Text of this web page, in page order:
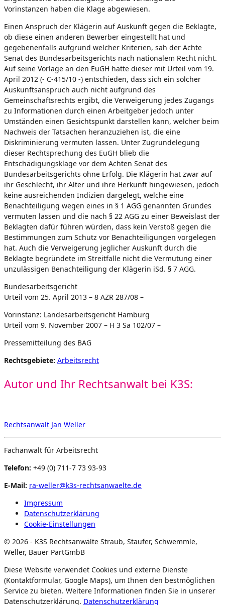
Vorinstanzen haben die Klage abgewiesen.
Einen Anspruch der Klägerin auf Auskunft gegen die Beklagte,
ob diese einen anderen Bewerber eingestellt hat und
gegebenenfalls aufgrund welcher Kriterien, sah der Achte
Senat des Bundesarbeitsgerichts nach nationalem Recht nicht.
Auf seine Vorlage an den EuGH hatte dieser mit Urteil vom 19.
April 2012 (- C-415/10 -) entschieden, dass sich ein solcher
Auskunftsanspruch auch nicht aufgrund des
Gemeinschaftsrechts ergibt, die Verweigerung jedes Zugangs
zu Informationen durch einen Arbeitgeber jedoch unter
Umständen einen Gesichtspunkt darstellen kann, welcher beim
Nachweis der Tatsachen heranzuziehen ist, die eine
Diskriminierung vermuten lassen. Unter Zugrundelegung
dieser Rechtsprechung des EuGH blieb die
Entschädigungsklage vor dem Achten Senat des
Bundesarbeitsgerichts ohne Erfolg. Die Klägerin hat zwar auf
ihr Geschlecht, ihr Alter und ihre Herkunft hingewiesen, jedoch
keine ausreichenden Indizien dargelegt, welche eine
Benachteiligung wegen eines in § 1 AGG genannten Grundes
vermuten lassen und die nach § 22 AGG zu einer Beweislast der
Beklagten dafür führen würden, dass kein Verstoß gegen die
Bestimmungen zum Schutz vor Benachteiligungen vorgelegen
hat. Auch die Verweigerung jeglicher Auskunft durch die
Beklagte begründete im Streitfalle nicht die Vermutung einer
unzulässigen Benachteiligung der Klägerin iSd. § 7 AGG.
Bundesarbeitsgericht
Urteil vom 25. April 2013 – 8 AZR 287/08 –
Vorinstanz: Landesarbeitsgericht Hamburg
Urteil vom 9. November 2007 – H 3 Sa 102/07 –
Pressemitteilung des BAG
Rechtsgebiete: Arbeitsrecht
Autor und Ihr Rechtsanwalt bei K3S:
Rechtsanwalt Jan Weller
Fachanwalt für Arbeitsrecht
Telefon: +49 (0) 711-7 73 93-93
E-Mail: ra-weller@k3s-rechtsanwaelte.de
Impressum
Datenschutzerklärung
Cookie-Einstellungen
© 2026 - K3S Rechtsanwälte Straub, Staufer, Schwemmle,
Weller, Bauer PartGmbB
Diese Website verwendet Cookies und externe Dienste
(Kontaktformular, Google Maps), um Ihnen den bestmöglichen
Service zu bieten. Weitere Informationen finden Sie in unserer
Datenschutzerklärung. Datenschutzerklärung